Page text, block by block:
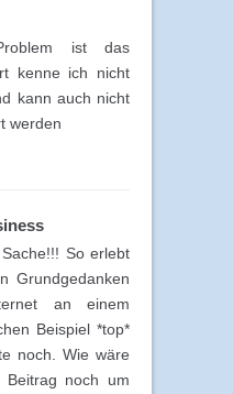
ist das
kenne ich nicht
kann auch nicht
werden
So erlebt
Grundgedanken
an einem
Beispiel *top*
noch. Wie wäre
noch um